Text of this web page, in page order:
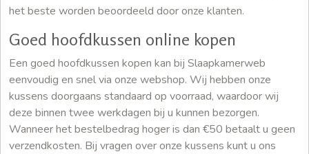
het beste worden beoordeeld door onze klanten.
Goed hoofdkussen online kopen
Een goed hoofdkussen kopen kan bij Slaapkamerweb
eenvoudig en snel via onze webshop. Wij hebben onze
kussens doorgaans standaard op voorraad, waardoor wij
deze binnen twee werkdagen bij u kunnen bezorgen.
Wanneer het bestelbedrag hoger is dan €50 betaalt u geen
verzendkosten. Bij vragen over onze kussens kunt u ons